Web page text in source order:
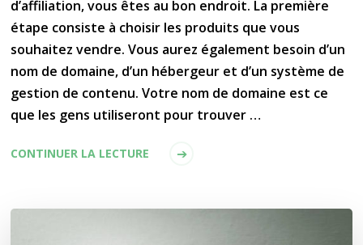
d’affiliation, vous êtes au bon endroit. La première
étape consiste à choisir les produits que vous
souhaitez vendre. Vous aurez également besoin d’un
nom de domaine, d’un hébergeur et d’un système de
gestion de contenu. Votre nom de domaine est ce
que les gens utiliseront pour trouver …
CONTINUER LA LECTURE